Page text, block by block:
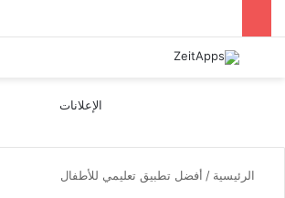
بحث عن
الإعلانات
الرئيسية / أفضل تطبيق تعليمي للأطفال